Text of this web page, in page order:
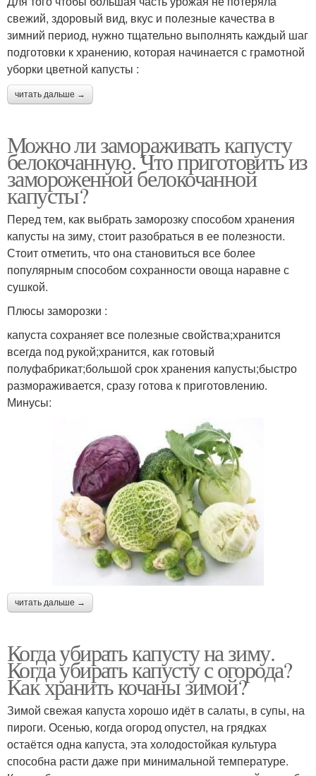
свежий, здоровый вид, вкус и полезные качества в
зимний период, нужно тщательно выполнять каждый шаг
подготовки к хранению, которая начинается с грамотной
уборки цветной капусты :
читать дальше →
Можно ли замораживать капусту
белокочанную. Что приготовить из
замороженной белокочанной
капусты?
Перед тем, как выбрать заморозку способом хранения
капусты на зиму, стоит разобраться в ее полезности.
Стоит отметить, что она становиться все более
популярным способом сохранности овоща наравне с
сушкой.
Плюсы заморозки :
капуста сохраняет все полезные свойства;хранится
всегда под рукой;хранится, как готовый
полуфабрикат;большой срок хранения капусты;быстро
размораживается, сразу готова к приготовлению.
Минусы:
читать дальше →
Когда убирать капусту на зиму.
Когда убирать капусту с огорода?
Как хранить кочаны зимой?
Зимой свежая капуста хорошо идёт в салаты, в супы, на
пироги. Осенью, когда огород опустел, на грядках
остаётся одна капуста, эта холодостойкая культура
способна расти даже при минимальной температуре.